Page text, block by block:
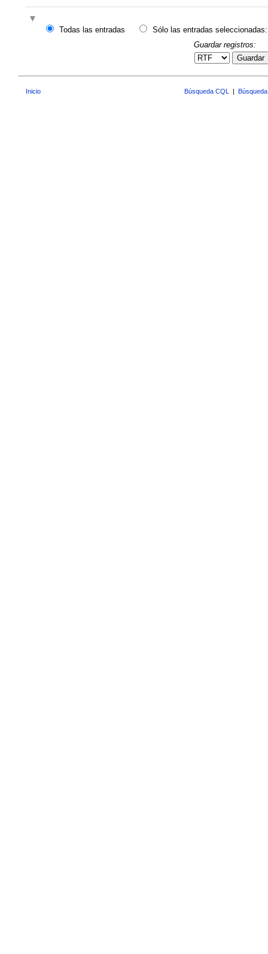
Todas las entradas
Sólo las entradas seleccionadas:
Guardar registros:
Guardar
Inicio Búsqueda CQL